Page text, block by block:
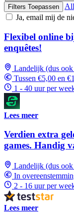
Filters Toepassen
Ja, email mij de
Flexibel online
enquêtes!
Landelijk (dus
Tussen €5,00 en
1 - 40 uur per
Lees meer
Verdien extra
games. Handig
Landelijk (dus
In
2 - 16 uur per
Lees meer